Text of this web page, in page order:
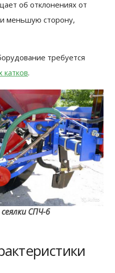
об отклонениях от
меньшую сторону,
требуется
.
СПЧ-6